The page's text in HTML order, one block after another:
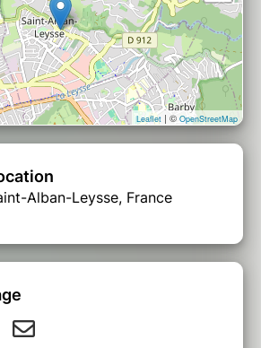
Leaflet | © OpenStreetMap
Alban-Leysse, France